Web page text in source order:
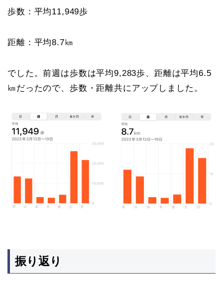
歩数：平均11,949歩
距離：平均8.7㎞
でした。前週は歩数は平均9,283歩、距離は平均6.5
㎞だったので、歩数・距離共にアップしました。
振り返り